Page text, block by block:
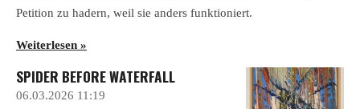
Petition zu hadern, weil sie anders funktioniert.
Weiterlesen »
SPIDER BEFORE WATERFALL
06.03.2026 11:19